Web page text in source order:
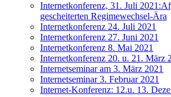
Internetkonferenz, 31. Juli
gescheiterten Regimewechsel-Ära
Internetkonferenz 24. Juli 2021
Internetkonferenz 27. Juni 2021
Internetkonferenz 8. Mai 2021
Internetkonferenz 20. u. 21. März
Internetseminar am 3. März 2021
Internetseminar 3. Februar 2021
Internet-Konferenz: 12.u. 13.